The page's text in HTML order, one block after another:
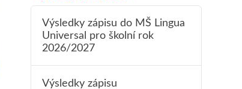
Výsledky zápisu do MŠ Lingua
Universal pro školní rok
2026/2027
Výsledky zápisu